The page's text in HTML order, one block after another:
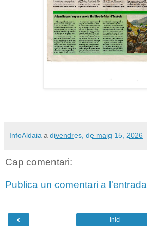
InfoAldaia a divendres, de maig 15, 2026
Cap comentari:
Publica un comentari a l'entrada
‹ Inici